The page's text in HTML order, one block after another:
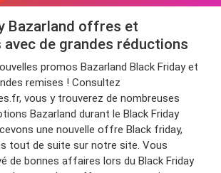
Bazarland offres et
de grandes réductions
promos Bazarland Black Friday et
remises ! Consultez
vous y trouverez de nombreuses
Bazarland durant le Black Friday
une nouvelle offre Black friday,
tout de suite sur notre site. Vous
de bonnes affaires lors du Black Friday